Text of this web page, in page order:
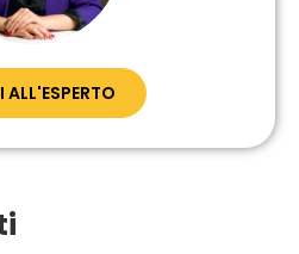
ALL'ESPERTO